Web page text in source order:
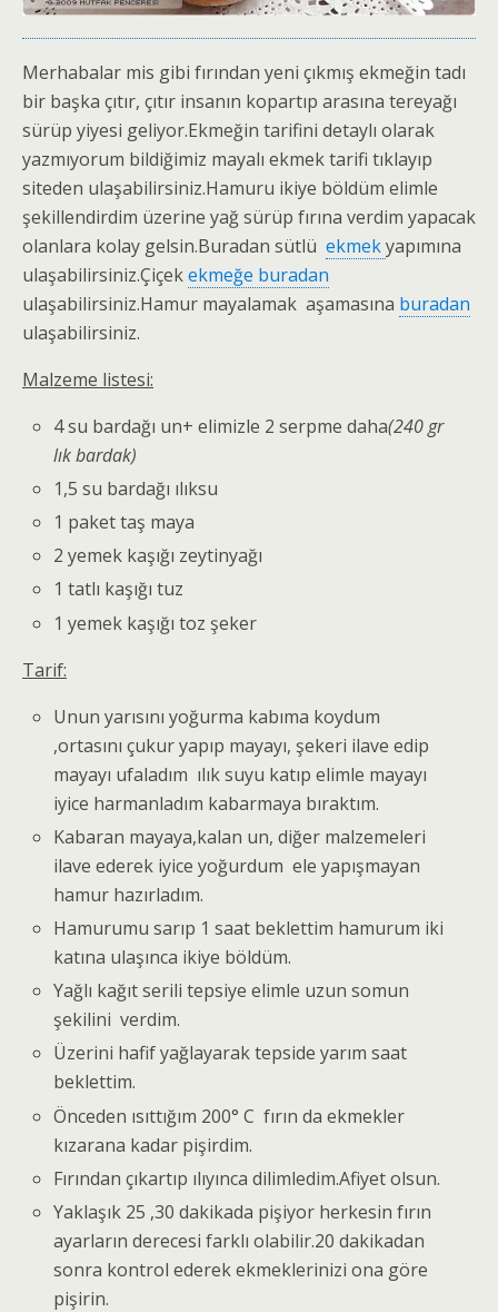
Merhabalar mis gibi fırından yeni çıkmış ekmeğin tadı
bir başka çıtır, çıtır insanın kopartıp arasına tereyağı
sürüp yiyesi geliyor.Ekmeğin tarifini detaylı olarak
yazmıyorum bildiğimiz mayalı ekmek tarifi tıklayıp
siteden ulaşabilirsiniz.Hamuru ikiye böldüm elimle
şekillendirdim üzerine yağ sürüp fırına verdim yapacak
olanlara kolay gelsin.Buradan sütlü ekmekyapımına
ulaşabilirsiniz.Çiçekekmeğe buradan
ulaşabilirsiniz.Hamur mayalamak aşamasına buradan
ulaşabilirsiniz.
Malzeme listesi:
4 su bardağı un+ elimizle 2 serpme daha(240 gr
lık bardak)
1,5 su bardağı ılıksu
1 paket taş maya
2 yemek kaşığı zeytinyağı
1 tatlı kaşığı tuz
1 yemek kaşığı toz şeker
Tarif:
Unun yarısını yoğurma kabıma koydum
,ortasını çukur yapıp mayayı, şekeri ilave edip
mayayı ufaladım ılık suyu katıp elimle mayayı
iyice harmanladım kabarmaya bıraktım.
Kabaran mayaya,kalan un, diğer malzemeleri
ilave ederek iyice yoğurdum ele yapışmayan
hamur hazırladım.
Hamurumu sarıp 1 saat beklettim hamurum iki
katına ulaşınca ikiye böldüm.
Yağlı kağıt serili tepsiye elimle uzun somun
şekilini verdim.
Üzerini hafif yağlayarak tepside yarım saat
beklettim.
Önceden ısıttığım 200° C fırın da ekmekler
kızarana kadar pişirdim.
Fırından çıkartıp ılıyınca dilimledim.Afiyet olsun.
Yaklaşık 25 ,30 dakikada pişiyor herkesin fırın
ayarların derecesi farklı olabilir.20 dakikadan
sonra kontrol ederek ekmeklerinizi ona göre
pişirin.